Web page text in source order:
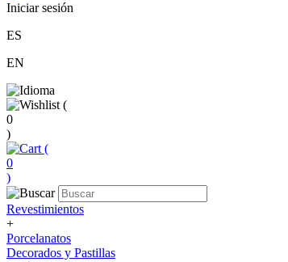
Iniciar sesión
ES
EN
(
0
)
(
0
)
Revestimientos
+
Porcelanatos
Decorados y Pastillas